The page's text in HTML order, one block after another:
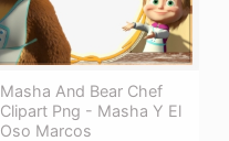
Masha And Bear Chef
Clipart Png - Masha Y El
Oso Marcos